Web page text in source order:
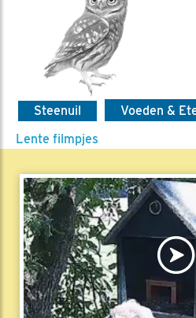
Steenuil Voeden &
Lente filmpjes